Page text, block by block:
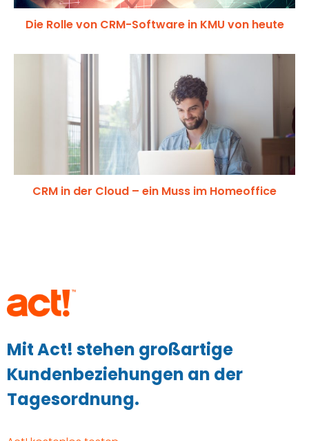
Die Rolle von CRM-Software in KMU von heute
CRM in der Cloud – ein Muss im Homeoffice
Mit Act! stehen großartige
Kundenbeziehungen an der
Tagesordnung.